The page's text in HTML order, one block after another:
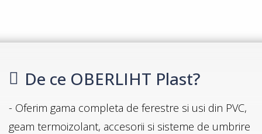
De ce OBERLIHT Plast?
- Oferim gama completa de ferestre si usi din PVC,
geam termoizolant, accesorii si sisteme de umbrire